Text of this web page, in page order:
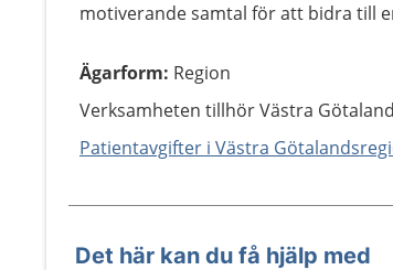
motiverande samtal för att bidra till
Ägarform: Region
Verksamheten tillhör Västra
Patientavgifter i Västra
Det här kan du få hjälp med